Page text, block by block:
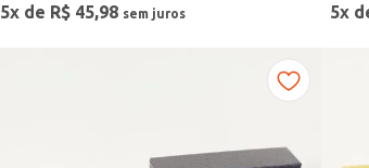
5x de R$ 45,98 5x